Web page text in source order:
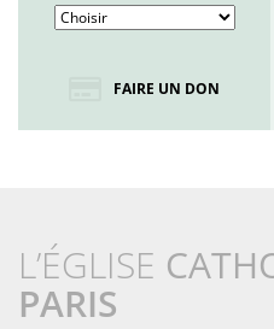
FAIRE UN DON
L’ÉGLISE
PARIS